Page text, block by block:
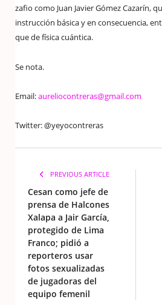
zafio como Juan Javier Gómez Cazarín,
instrucción básica y en consecuencia,
que de física cuántica.
Se nota.
Email:aureliocontreras@gmail.com
Twitter: @yeyocontreras
PREVIOUS ARTICLE
Cesan como jefe de
prensa de Halcones
Xalapa a Jair García,
protegido de Lima
Franco; pidió a
reporteros usar
fotos sexualizadas
de jugadoras del
equipo femenil